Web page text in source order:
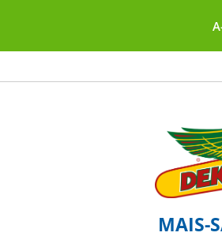
MAIS-